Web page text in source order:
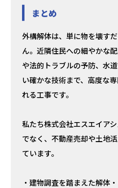
まとめ
外構解体は、単に物を壊す
ん。近隣住民への細やかな
や法的トラブルの予防、水
い確かな技術まで、高度な
れる工事です。
私たち株式会社エスエイア
でなく、不動産売却や土地
ています。
・建物調査を踏まえた解体